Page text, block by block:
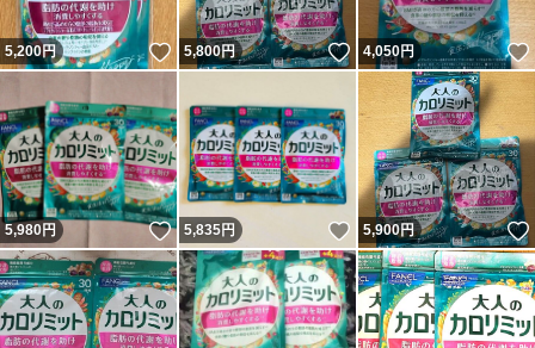
5,200円 いいね！
5,800円 いいね！
4,050円
5,980円 いいね！
5,835円 いいね！
5,900円